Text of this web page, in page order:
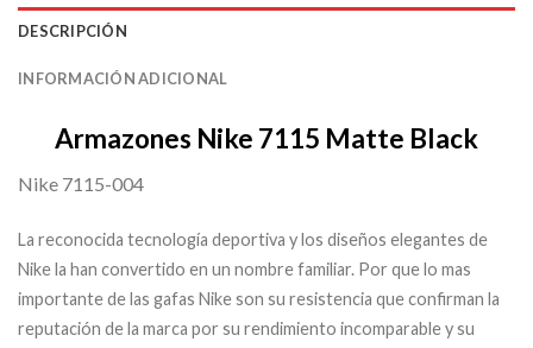
DESCRIPCIÓN
INFORMACIÓN ADICIONAL
Armazones Nike 7115 Matte Black
Nike 7115-004
La reconocida tecnología deportiva y los diseños elegantes de
Nike la han convertido en un nombre familiar. Por que lo mas
importante de las gafas Nike son su resistencia que confirman la
reputación de la marca por su rendimiento incomparable y su